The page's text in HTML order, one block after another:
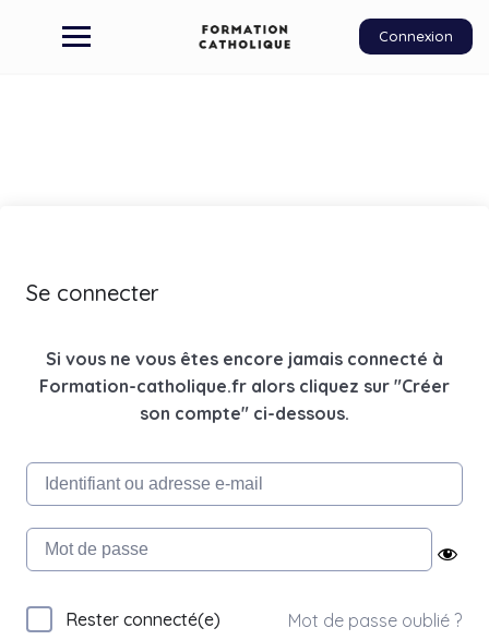
Connexion
Se connecter
Si vous ne vous êtes encore jamais connecté à
Formation-catholique.fr alors cliquez sur "Créer
son compte" ci-dessous.
Rester connecté(e) Mot de passe oublié ?